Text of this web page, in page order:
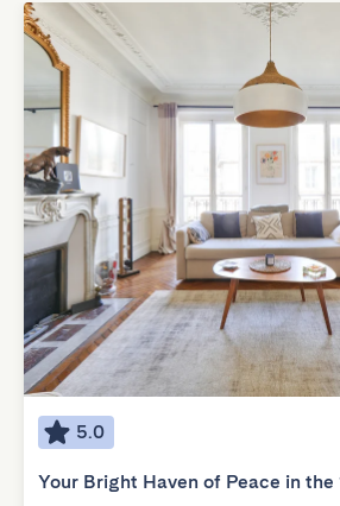
5.0
Your Bright Haven of Peace in the